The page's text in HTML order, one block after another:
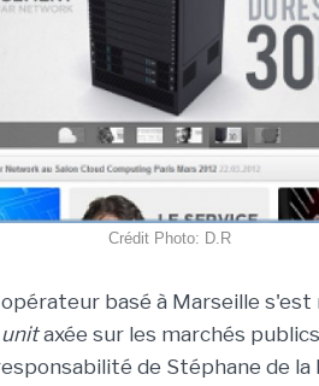
Crédit Photo: D.R
basé à Marseille
axée sur les marchés
de Stéphane de